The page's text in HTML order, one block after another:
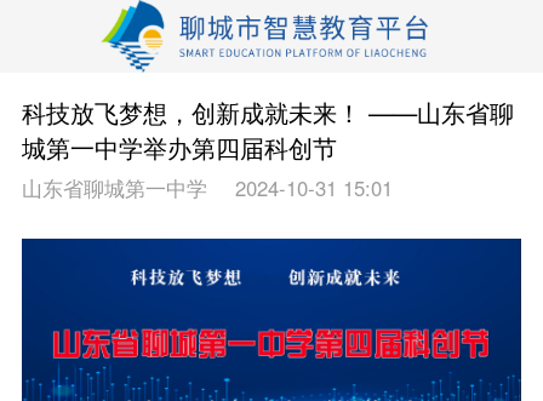
科技放飞梦想，创新成就未来！ ——山东省聊
城第一中学举办第四届科创节
山东省聊城第一中学 2024-10-31 15:01